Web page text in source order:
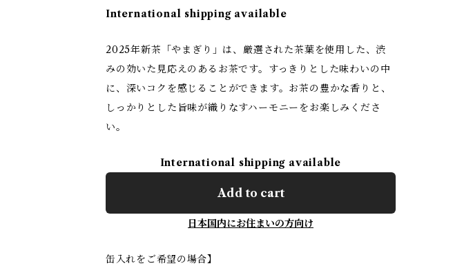
International shipping available
2025年新茶「やまぎり」は、厳選された茶葉を使用した、渋
みの効いた見応えのあるお茶です。すっきりとした味わいの中
に、深いコクを感じることができます。お茶の豊かな香りと、
しっかりとした旨味が織りなすハーモニーをお楽しみくださ
い。
International shipping available
Add to cart
日本国内にお住まいの方向け
缶入れをご希望の場合】